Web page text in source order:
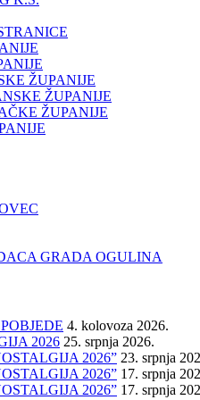
ŽUPANIJE
ŽUPANIJE
ŽUPANIJE
GRADA OGULINA
4. kolovoza 2026.
2026 25. srpnja 2026.
2026” 23. srpnja
2026” 17. srpnja
2026” 17. srpnja